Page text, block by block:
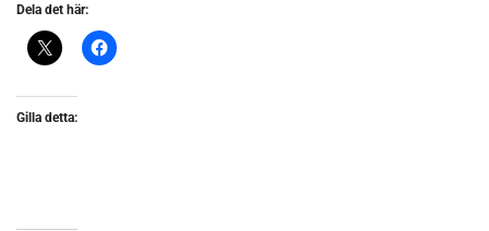
Dela det här:
Gilla detta: